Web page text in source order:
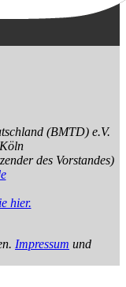
(BMTD) e.V.
des Vorstandes)
hier.
Impressum und